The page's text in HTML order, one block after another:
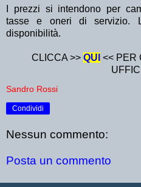
I prezzi si intendono per
tasse e oneri di servizio.
disponibilità.
CLICCA >> QUI << PER
Sandro Rossi
Condividi
Nessun commento:
Posta un commento